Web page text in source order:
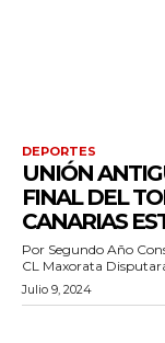
DEPORTES
UNIÓN
FINAL DEL
CANARIAS
Por Segundo Año
CL Maxorata
Julio 9, 2024